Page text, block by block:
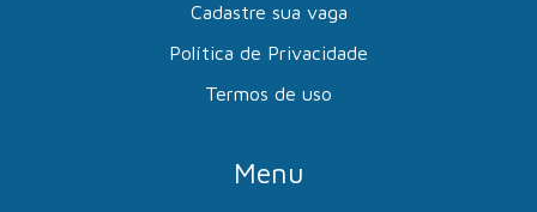
Cadastre sua vaga
Política de Privacidade
Termos de uso
Menu